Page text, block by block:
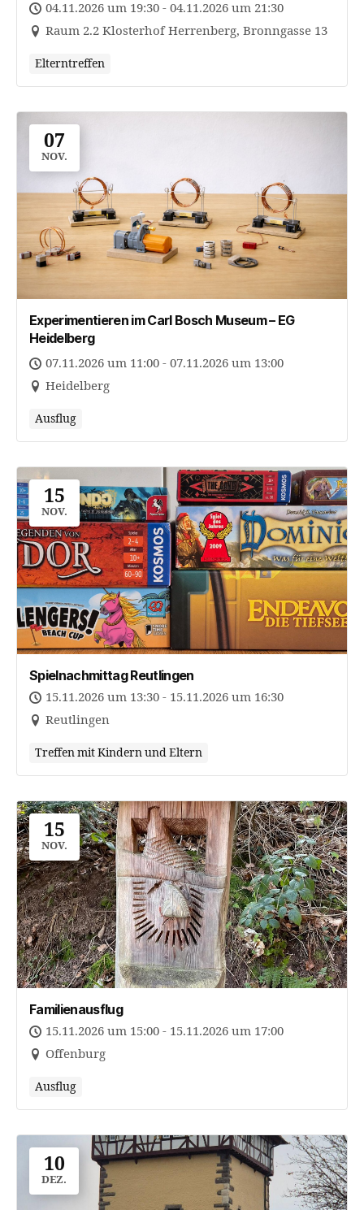
04.11.2026 um 19:30 - 04.11.2026 um 21:30
Raum 2.2 Klosterhof Herrenberg, Bronngasse 13
Elterntreffen
07
NOV.
Experimentieren im Carl Bosch Museum – EG
Heidelberg
07.11.2026 um 11:00 - 07.11.2026 um 13:00
Heidelberg
Ausflug
15
NOV.
Spielnachmittag Reutlingen
15.11.2026 um 13:30 - 15.11.2026 um 16:30
Reutlingen
Treffen mit Kindern und Eltern
15
NOV.
Familienausflug
15.11.2026 um 15:00 - 15.11.2026 um 17:00
Offenburg
Ausflug
10
DEZ.